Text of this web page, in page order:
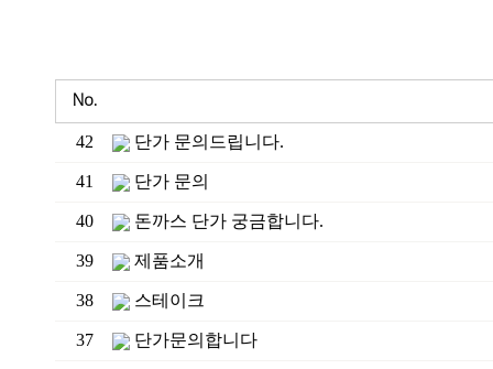
No.
42 단가 문의드립니다.
41 단가 문의
40 돈까스 단가 궁금합니다.
39 제품소개
38 스테이크
37 단가문의합니다